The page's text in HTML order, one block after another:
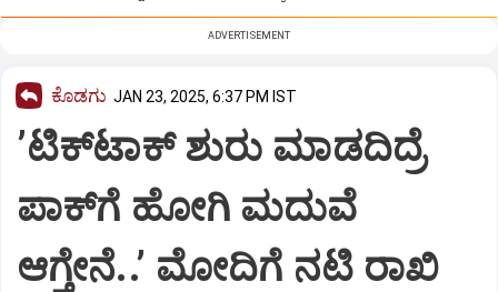
ADVERTISEMENT
ಕೊಡಗು JAN 23, 2025, 6:37 PM IST
ʼಟಿಕ್‌ಟಾಕ್‌ ಶುರು ಮಾಡದಿದ್ರೆ
ಪಾಕ್‌ಗೆ ಹೋಗಿ ಮದುವೆ
ಆಗ್ತೇನೆ..ʼ ಮೋದಿಗೆ ನಟಿ ರಾಖಿ